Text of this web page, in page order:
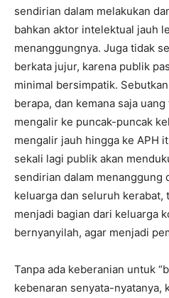
sendirian dalam melakukan
bahkan aktor intelektual jauh
menanggungnya. Juga tidak
berkata jujur, karena publik
minimal bersimpatik.
berapa, dan kemana saja
mengalir ke puncak-puncak
mengalir jauh hingga ke APH
sekali lagi publik akan
sendirian dalam menanggung
keluarga dan seluruh kerabat,
menjadi bagian dari keluarga
bernyanyilah, agar menjadi
Tanpa ada keberanian untuk
kebenaran senyata-nyatanya,